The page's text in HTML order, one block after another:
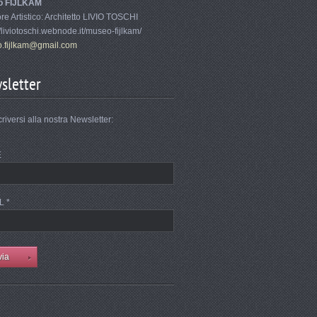
FIJLKAM
Artistico: Architetto LIVIO TOSCHI
museo-fijlkam/
jlkam@gmail.com
alla nostra Newsletter:
*